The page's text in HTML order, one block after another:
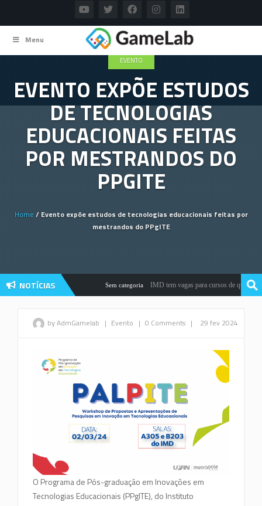
Menu
EVENTO
EVENTO EXPÕE ESTUDOS
DE TECNOLOGIAS
EDUCACIONAIS FEITAS
POR MESTRANDOS DO
PPGITE
Home / Evento expõe estudos de tecnologias educacionais feitas por
mestrandos do PPgITE
NOTÍCIAS Sem categoria IMD tem vagas para cursos de
by AdmGamelab | Evento | 0 Comments | 29 fev 2024
O Programa de Pós-graduação em Inovações em
Tecnologias Educacionais (PPgITE), do Instituto